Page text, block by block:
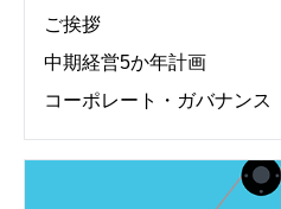
ご挨拶
中期経営5か年計画
コーポレート・ガバナンス